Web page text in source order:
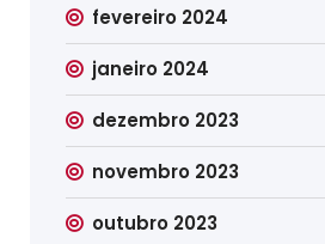
fevereiro 2024
janeiro 2024
dezembro 2023
novembro 2023
outubro 2023